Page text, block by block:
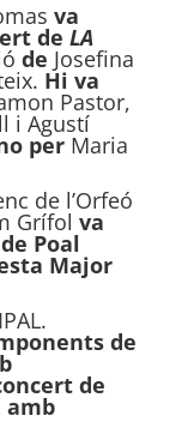
va
de LA
de Josefina
Hi va
Pastor,
i Agustí
perMaria
de l’Orfeó
Grífol va
de Poal
Major
de
de
amb